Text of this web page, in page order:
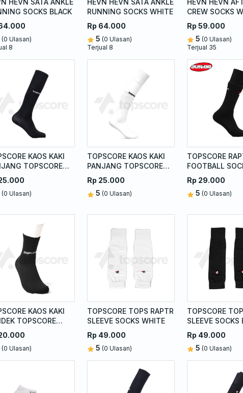
SOCKS BLACK
(0 Ulasan)
8
RUNNING SOCKS WHITE
Rp 64.000
5 (0 Ulasan)
Terjual 8
CREW SOCKS
Rp 59.000
5 (0 Ulasan)
Terjual 35
KAOS KAKI
TOPSCORE
(0 Ulasan)
TOPSCORE KAOS KAKI
PANJANG TOPSCORE
WHITE
Rp 25.000
5 (0 Ulasan)
TOPSCORE
FOOTBALL
BLACK
Rp 29.000
5 (0 Ulasan)
KAOS KAKI
TOPSCORE
(0 Ulasan)
TOPSCORE TOPS RAPTR
SLEEVE SOCKS WHITE
Rp 49.000
5 (0 Ulasan)
TOPSCORE
SLEEVE SOCKS
Rp 49.000
5 (0 Ulasan)